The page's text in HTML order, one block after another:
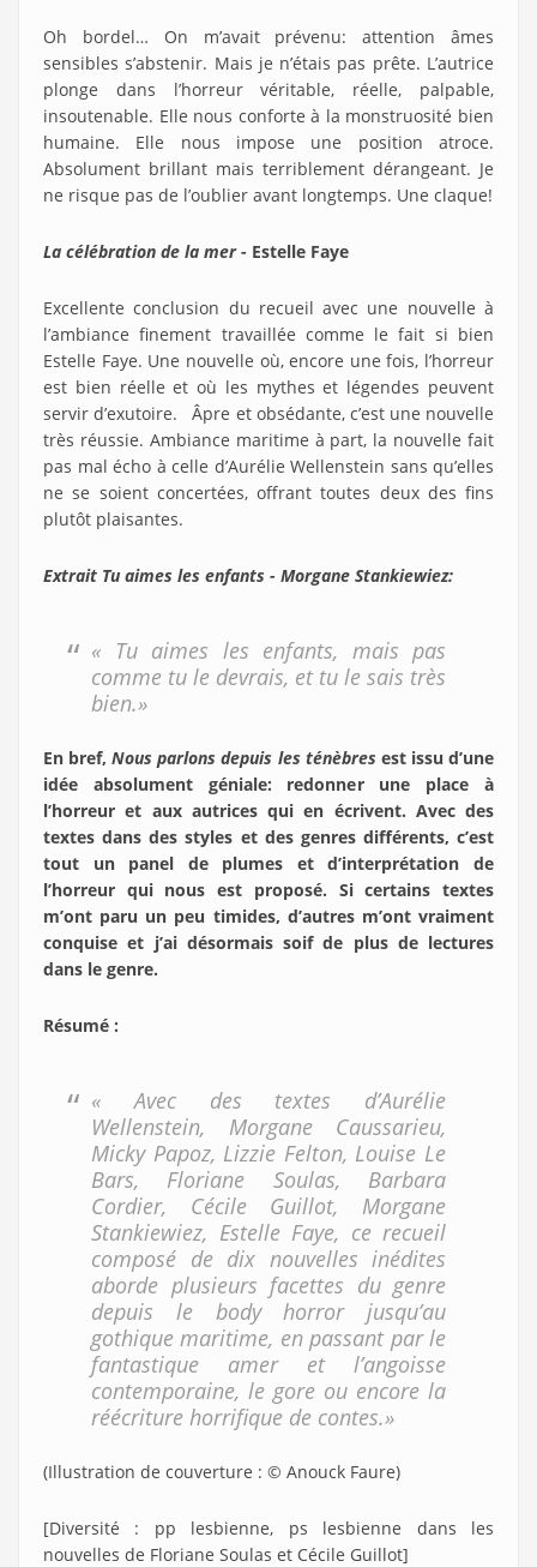
Oh bordel… On m’avait prévenu: attention âmes
sensibles s’abstenir. Mais je n’étais pas prête. L’autrice
plonge dans l’horreur véritable, réelle, palpable,
insoutenable. Elle nous conforte à la monstruosité bien
humaine. Elle nous impose une position atroce.
Absolument brillant mais terriblement dérangeant. Je
ne risque pas de l’oublier avant longtemps. Une claque!
La célébration de la mer - Estelle Faye
Excellente conclusion du recueil avec une nouvelle à
l’ambiance finement travaillée comme le fait si bien
Estelle Faye. Une nouvelle où, encore une fois, l’horreur
est bien réelle et où les mythes et légendes peuvent
servir d’exutoire. Âpre et obsédante, c’est une nouvelle
très réussie. Ambiance maritime à part, la nouvelle fait
pas mal écho à celle d’Aurélie Wellenstein sans qu’elles
ne se soient concertées, offrant toutes deux des fins
plutôt plaisantes.
Extrait Tu aimes les enfants - Morgane Stankiewiez:
« Tu aimes les enfants, mais pas
comme tu le devrais, et tu le sais très
bien.»
En bref,Nous parlons depuis les ténèbres est issu d’une
idée absolument géniale: redonner une place à
l’horreur et aux autrices qui en écrivent. Avec des
textes dans des styles et des genres différents, c’est
tout un panel de plumes et d’interprétation de
l’horreur qui nous est proposé. Si certains textes
m’ont paru un peu timides, d’autres m’ont vraiment
conquise et j’ai désormais soif de plus de lectures
dans le genre.
Résumé :
« Avec des textes d’Aurélie
Wellenstein, Morgane Caussarieu,
Micky Papoz, Lizzie Felton, Louise Le
Bars, Floriane Soulas, Barbara
Cordier, Cécile Guillot, Morgane
Stankiewiez, Estelle Faye, ce recueil
composé de dix nouvelles inédites
aborde plusieurs facettes du genre
depuis le body horror jusqu’au
gothique maritime, en passant par le
fantastique amer et l’angoisse
contemporaine, le gore ou encore la
réécriture horrifique de contes.»
(Illustration de couverture : © Anouck Faure)
[Diversité : pp lesbienne, ps lesbienne dans les
nouvelles de Floriane Soulas et Cécile Guillot]